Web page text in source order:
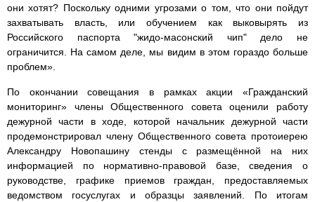
они хотят? Поскольку одними угрозами о том, что они пойдут
захватывать власть, или обучением как выковырять из
Российского паспорта "жидо-масонский чип" дело не
ограничится. На самом деле, мы видим в этом гораздо больше
проблем».
По окончании совещания в рамках акции «Гражданский
мониторинг» члены Общественного совета оценили работу
дежурной части в ходе, которой начальник дежурной части
продемонстрировал члену Общественного совета протоиерею
Александру Новопашину стенды с размещённой на них
информацией по нормативно-правовой базе, сведения о
руководстве, графике приемов граждан, предоставляемых
ведомством госуслугах и образцы заявлений. По итогам